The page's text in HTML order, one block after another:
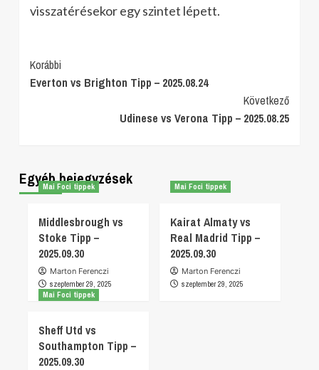
visszatérésekor egy szintet lépett.
Post
Navigation
Korábbi
Everton vs Brighton Tipp – 2025.08.24
Következő
Udinese vs Verona Tipp – 2025.08.25
Egyéb bejegyzések
Mai Foci tippek
Middlesbrough vs
Stoke Tipp –
2025.09.30
Marton Ferenczi
szeptember 29, 2025
Mai Foci tippek
Kairat Almaty vs
Real Madrid Tipp –
2025.09.30
Marton Ferenczi
szeptember 29, 2025
Mai Foci tippek
Sheff Utd vs
Southampton Tipp –
2025.09.30